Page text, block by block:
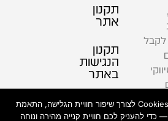
לקבל
.
תקנון
אתר
תקנון
הנגישות
באתר
פרטיות
באתר נעשה שימוש בקובצי Cookies לצורך שיפור חוויית הגלישה, התאמת
כדי להעניק לכם חוויית קנייה מהירה ונוחה